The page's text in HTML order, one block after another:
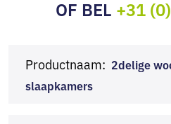
OF BEL +31
Productnaam: 2delige
slaapkamers